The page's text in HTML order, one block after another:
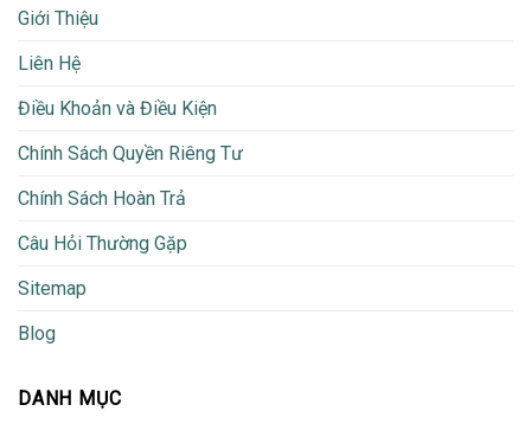
Giới Thiệu
Liên Hệ
Điều Khoản và Điều Kiện
Chính Sách Quyền Riêng Tư
Chính Sách Hoàn Trả
Câu Hỏi Thường Gặp
Sitemap
Blog
DANH MỤC